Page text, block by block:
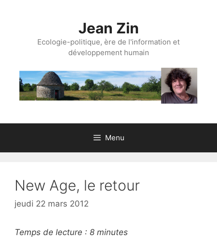
Jean Zin
Ecologie-politique, ère de l'information et
développement humain
Menu
New Age, le retour
jeudi 22 mars 2012
Temps de lecture : 8 minutes